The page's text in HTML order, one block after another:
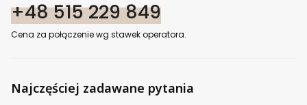
+48 515 229 849
Cena za połączenie wg stawek operatora.
Najczęściej zadawane pytania